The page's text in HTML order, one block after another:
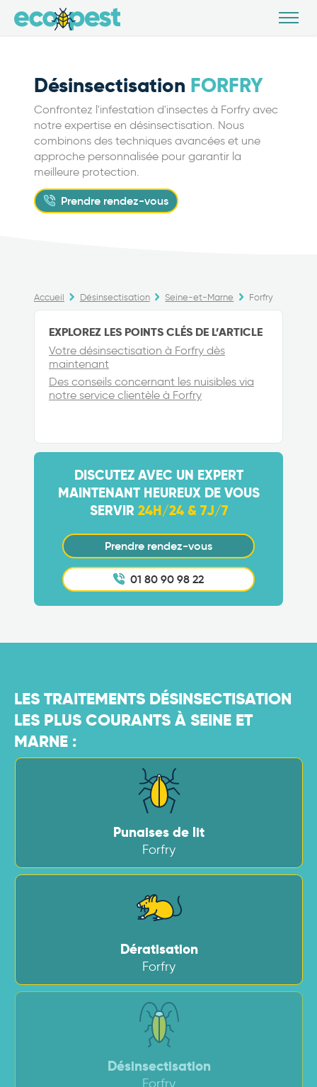
Désinsectisation FORFRY
Confrontez l'infestation d'insectes à Forfry avec
notre expertise en désinsectisation. Nous
combinons des techniques avancées et une
approche personnalisée pour garantir la
meilleure protection.
Prendre rendez-vous
Accueil Désinsectisation Seine-et-Marne Forfry
EXPLOREZ LES POINTS CLÉS DE L’ARTICLE
Votre désinsectisation à Forfry dès
maintenant
Des conseils concernant les nuisibles via
notre service clientèle à Forfry
DISCUTEZ AVEC UN EXPERT
MAINTENANT HEUREUX DE VOUS
SERVIR 24H/24 & 7J/7
Prendre rendez-vous
01 80 90 98 22
LES TRAITEMENTS DÉSINSECTISATION
LES PLUS COURANTS À SEINE ET
MARNE :
Punaises de lit
Forfry
Dératisation
Forfry
Désinsectisation
Forfry